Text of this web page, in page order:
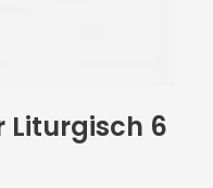
Liturgisch 6